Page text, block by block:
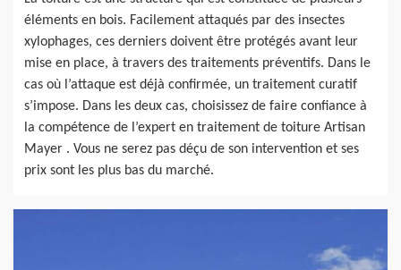
éléments en bois. Facilement attaqués par des insectes
xylophages, ces derniers doivent être protégés avant leur
mise en place, à travers des traitements préventifs. Dans le
cas où l’attaque est déjà confirmée, un traitement curatif
s’impose. Dans les deux cas, choisissez de faire confiance à
la compétence de l’expert en traitement de toiture Artisan
Mayer . Vous ne serez pas déçu de son intervention et ses
prix sont les plus bas du marché.